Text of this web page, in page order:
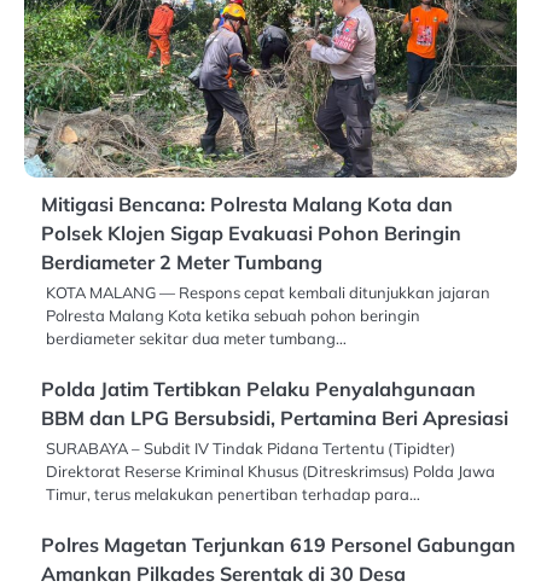
Mitigasi Bencana: Polresta Malang Kota dan
Polsek Klojen Sigap Evakuasi Pohon Beringin
Berdiameter 2 Meter Tumbang
KOTA MALANG — Respons cepat kembali ditunjukkan jajaran
Polresta Malang Kota ketika sebuah pohon beringin
berdiameter sekitar dua meter tumbang…
Polda Jatim Tertibkan Pelaku Penyalahgunaan
BBM dan LPG Bersubsidi, Pertamina Beri Apresiasi
SURABAYA – Subdit IV Tindak Pidana Tertentu (Tipidter)
Direktorat Reserse Kriminal Khusus (Ditreskrimsus) Polda Jawa
Timur, terus melakukan penertiban terhadap para…
Polres Magetan Terjunkan 619 Personel Gabungan
Amankan Pilkades Serentak di 30 Desa